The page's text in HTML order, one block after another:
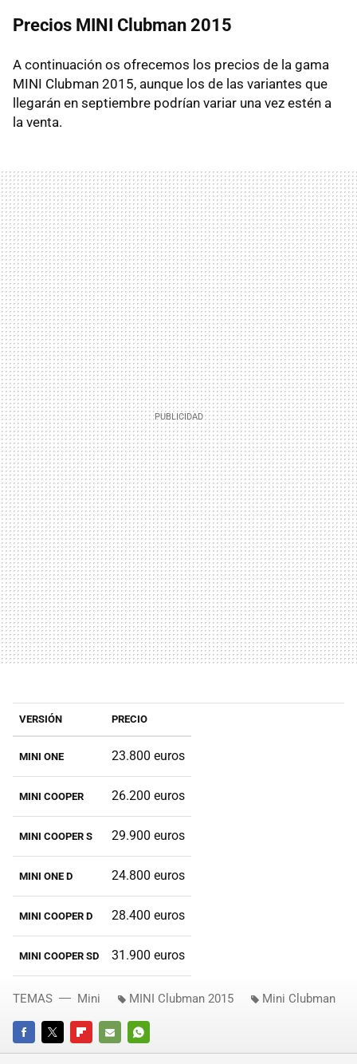
Precios MINI Clubman 2015
A continuación os ofrecemos los precios de la gama
MINI Clubman 2015, aunque los de las variantes que
llegarán en septiembre podrían variar una vez estén a
la venta.
VERSIÓN PRECIO
MINI ONE 23.800 euros
MINI COOPER 26.200 euros
MINI COOPER S 29.900 euros
MINI ONE D 24.800 euros
MINI COOPER D 28.400 euros
MINI COOPER SD 31.900 euros
FACEBOOKTWITTERFLIPBOARD
E-
WHATSAPP
TEMAS Mini MINI Clubman 2015 Mini Clubman